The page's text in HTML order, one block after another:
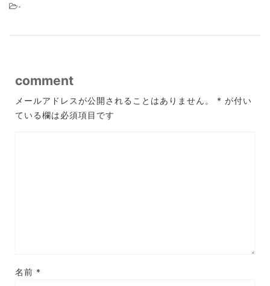
-
comment
メールアドレスが公開されることはありません。 * が付い
ている欄は必須項目です
名前 *